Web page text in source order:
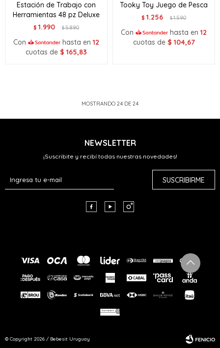
Estación de Trabajo con
Herramientas 48 pz Deluxe
$ 1.990 $5.890
Con hasta en 12
cuotas de $ 165,83
Tooky Toy Juego de Pesca
$ 1.256 $1.590
Con hasta en 12
cuotas de $ 104,67
MOSTRANDO 24 DE 24
NEWSLETTER
¡Suscribite y recibí todas nuestras novedades!
SUSCRIBIRME
  
© Copyright 2026 / Bebesit Uruguay